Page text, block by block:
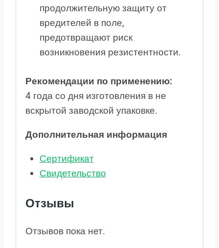
продолжительную защиту от
вредителей в поле,
предотвращают риск
возникновения резистентности.
Рекомендации по применению:
4 года со дня изготовления в не
вскрытой заводской упаковке.
Дополнительная информация
Сертификат
Свидетельство
Отзывы
Отзывов пока нет.